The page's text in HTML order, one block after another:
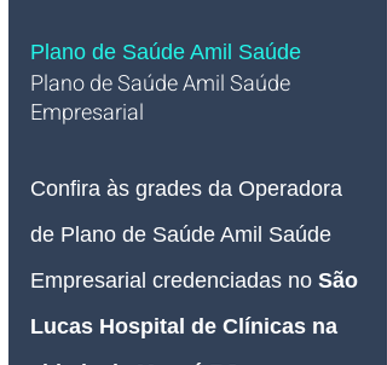
Plano de Saúde Amil Saúde
Plano de Saúde Amil Saúde
Empresarial
Confira às grades da Operadora
de Plano de Saúde Amil Saúde
Empresarial credenciadas no São
Lucas Hospital de Clínicas na